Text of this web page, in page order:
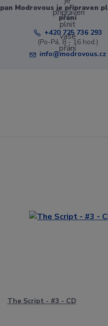
pan Modrovous je připraven
přání
+420 725 736 293
(Po-Pá, 8 - 16 hod.)
info@modrovous.cz
The Script - #3 - CD